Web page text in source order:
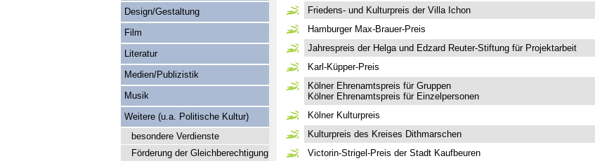
Friedens- und Kulturpreis der Villa Ichon
Hamburger Max-Brauer-Preis
Jahrespreis der Helga und Edzard Reuter-Stiftung für Projektarbeit
Karl-Küpper-Preis
Kölner Ehrenamtspreis für Gruppen
Kölner Ehrenamtspreis für Einzelpersonen
Kölner Kulturpreis
Kulturpreis des Kreises Dithmarschen
Victorin-Strigel-Preis der Stadt Kaufbeuren
Design/Gestaltung
Film
Literatur
Medien/Publizistik
Musik
Weitere (u.a. Politische Kultur)
besondere Verdienste
Förderung der Gleichberechtigung